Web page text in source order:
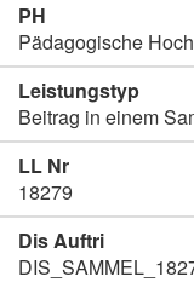
PH
Pädagogische
Leistungstyp
Beitrag in einem
LL Nr
18279
Dis Auftri